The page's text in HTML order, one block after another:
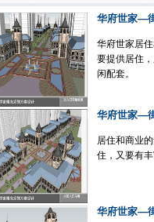
华府世家—
华府世家居
要提供居住
闲配套。
华府世家—
居住和商业
住，又要有
华府世家—